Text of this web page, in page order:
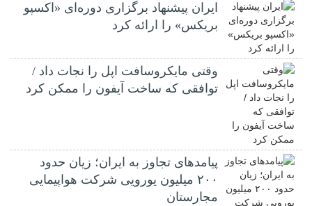
ایران پیشنهاد برگزاری دوره‌ای «اکسپو
بریکس» را ارائه کرد
وقتی مایکروسافت اپل را نجات داد /
توافقی که ساخت آیفون را ممکن کرد
پیامدهای تجاوز به ایران؛ زیان حدود
۲۰۰ میلیون یورویی شرکت هواپیمایی
مجارستان